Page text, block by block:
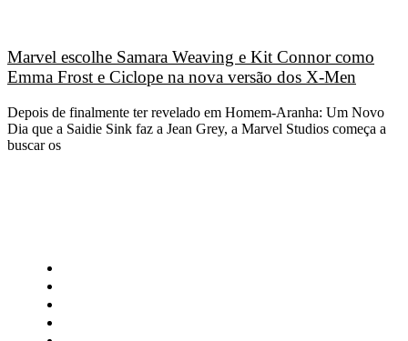
Marvel escolhe Samara Weaving e Kit Connor como
Emma Frost e Ciclope na nova versão dos X-Men
Depois de finalmente ter revelado em Homem-Aranha: Um Novo
Dia que a Saidie Sink faz a Jean Grey, a Marvel Studios começa a
buscar os